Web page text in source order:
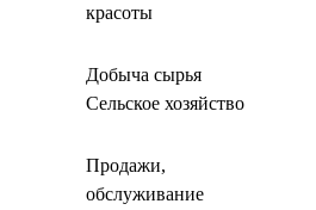
красоты
Добыча сырья
Сельское хозяйство
Продажи,
обслуживание